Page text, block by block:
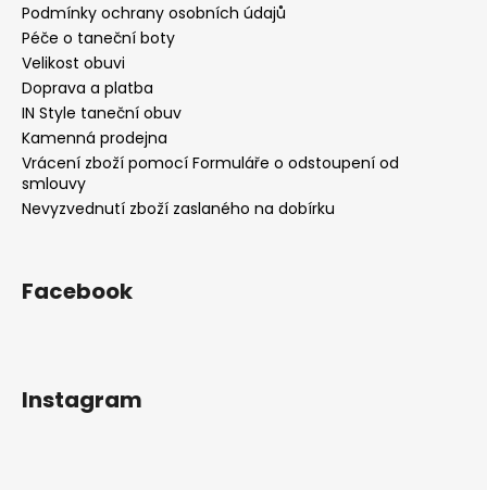
Podmínky ochrany osobních údajů
Péče o taneční boty
Velikost obuvi
Doprava a platba
IN Style taneční obuv
Kamenná prodejna
Vrácení zboží pomocí Formuláře o odstoupení od
smlouvy
Nevyzvednutí zboží zaslaného na dobírku
Facebook
Instagram